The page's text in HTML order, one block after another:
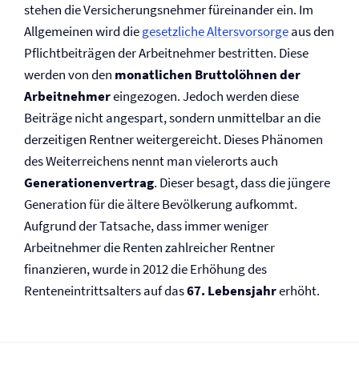
stehen die Versicherungsnehmer füreinander ein. Im
Allgemeinen wird diegesetzliche Altersvorsorgeaus den
Pflichtbeiträgen der Arbeitnehmer bestritten. Diese
werden von den monatlichen Bruttolöhnen der
Arbeitnehmereingezogen. Jedoch werden diese
Beiträge nicht angespart, sondern unmittelbar an die
derzeitigen Rentner weitergereicht. Dieses Phänomen
des Weiterreichens nennt man vielerorts auch
Generationenvertrag. Dieser besagt, dass die jüngere
Generation für die ältere Bevölkerung aufkommt.
Aufgrund der Tatsache, dass immer weniger
Arbeitnehmer die Renten zahlreicher Rentner
finanzieren, wurde in 2012 die Erhöhung des
Renteneintrittsalters auf das67. Lebensjahrerhöht.